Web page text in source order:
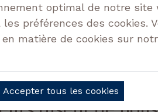
Internet Explorer, Edge et
appareil. Vous pouvez
Veuillez noter
utilisez. Si vous
avoir un impact
optimal de notre site
préférences des cookies.
matière de cookies sur